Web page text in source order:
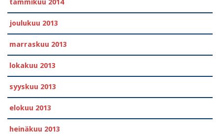
joulukuu 2013
marraskuu 2013
lokakuu 2013
syyskuu 2013
elokuu 2013
heinäkuu 2013